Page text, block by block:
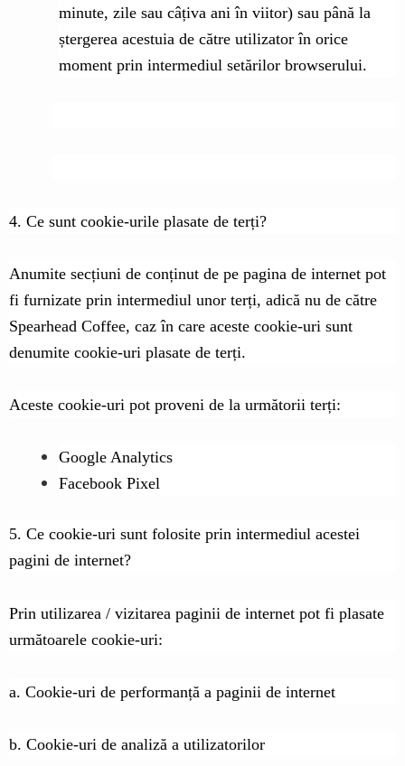
minute, zile sau câțiva ani în viitor) sau până la
ștergerea acestuia de către utilizator în orice
moment prin intermediul setărilor browserului.
4. Ce sunt cookie-urile plasate de terți?
Anumite secțiuni de conținut de pe pagina de internet pot
fi furnizate prin intermediul unor terți, adică nu de către
Spearhead Coffee, caz în care aceste cookie-uri sunt
denumite cookie-uri plasate de terți.
Aceste cookie-uri pot proveni de la următorii terți:
Google Analytics
Facebook Pixel
5. Ce cookie-uri sunt folosite prin intermediul acestei
pagini de internet?
Prin utilizarea / vizitarea paginii de internet pot fi plasate
următoarele cookie-uri:
a. Cookie-uri de performanță a paginii de internet
b. Cookie-uri de analiză a utilizatorilor